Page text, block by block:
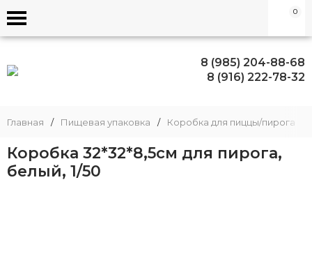
0
8 (985) 204-88-68
8 (916) 222-78-32
Главная / Пищевая упаковка / Коробка для пиццы/пирога
Коробка 32*32*8,5см для пирога,
белый, 1/50